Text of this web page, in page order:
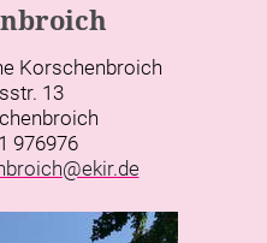
Korschenbroich
13
976976